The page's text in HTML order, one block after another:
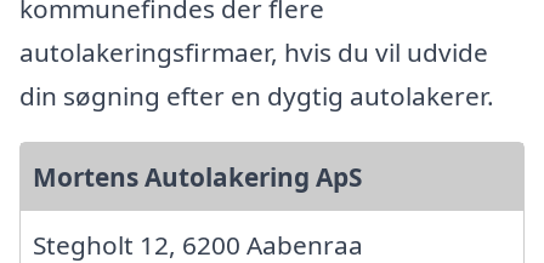
kommunefindes der flere
autolakeringsfirmaer, hvis du vil udvide
din søgning efter en dygtig autolakerer.
Mortens Autolakering ApS
Stegholt 12, 6200 Aabenraa